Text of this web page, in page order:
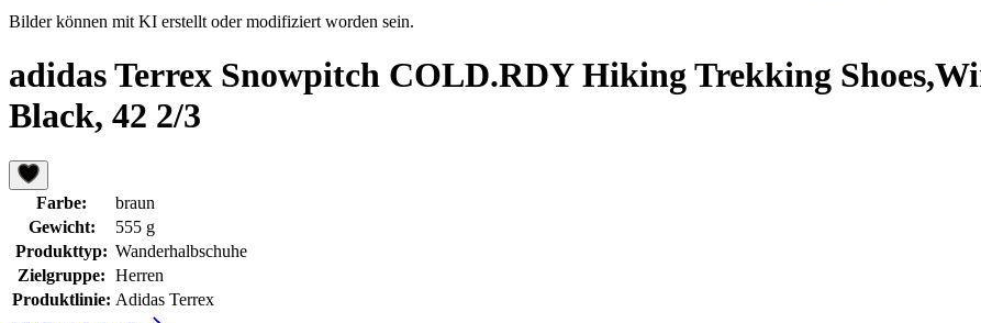
Bilder können mit KI erstellt oder modifiziert worden sein.
adidas Terrex Snowpitch COLD.RDY Hiking Trekking
Black, 42 2/3
Farbe:
braun
Gewicht:
555 g
Produkttyp: Wanderhalbschuhe
Zielgruppe: Herren
Produktlinie: Adidas Terrex